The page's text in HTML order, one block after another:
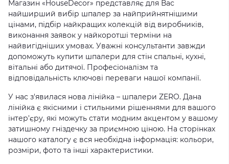
Магазин «HouseDecor» представляє для Вас
найширший вибір шпалер за найприйнятнішими
цінами, підбір найкращих колекцій від виробників,
виконання заявок у найкоротші терміни на
найвигідніших умовах. Уважні консультанти завжди
допоможуть купити шпалери для стін спальні, кухні,
вітальні або дитячої. Професіоналізм та
відповідальність ключові переваги нашої компанії.
У нас з'явилася нова лінійка – шпалери ZERO. Дана
лінійка є якісними і стильними рішеннями для вашого
інтер'єру, які можуть стати модним акцентом у вашому
затишному гніздечку за приємною ціною. На сторінках
нашого каталогу є вся необхідна інформація: кольори,
розміри, фото та інші характеристики.